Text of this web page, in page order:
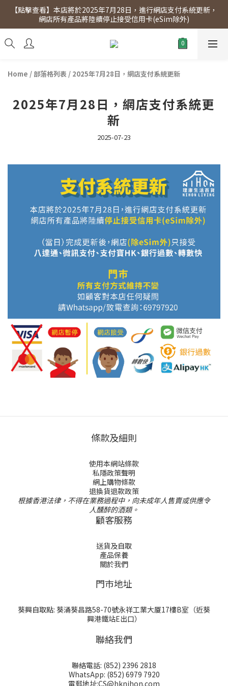
【點擊查看】會員專享 星期三全單95折!!!（優惠期至2026年12月
31日）。滿$300即免運費。
【點擊查看】本店將於2025年7月28日，進行網店支付系統更新，
網店所有產品將陸續停止接受信用卡(eSim除外)
【點擊查看】會員專享 星期三全單95折!!!（優惠期至2026年12月
31日）。滿$300即免運費。
Home / 部落格列表 / 2025年7月28日，網店支付系統更新
2025年7月28日，網店支付系統更
新
2025-07-23
條款及細則
使用本網站條款
私隱政策聲明
網上購物條款
退換貨退款政策
根據香港法律，不得在業務過程中，向未成年人售賣或供應令
人醺醉的酒類。
顧客服務
送貨及自取
產品保養
關於我們
門巿地址
葵興自取點: 葵涌葵昌路58-70號永祥工業大厦17樓B室（近葵
興港鐵站E出口）
聯絡我們
聯絡電話: (852) 2396 2818
WhatsApp: (852) 6979 7920
電郵地址:CS@hknihon.com